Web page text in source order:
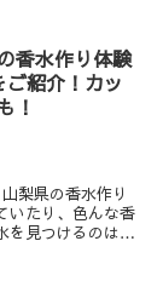
香水作り体験
紹介！カッ
！
梨県の香水作り
いたり、色んな香
を見つけるのは難